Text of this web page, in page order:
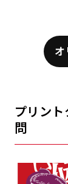
プリン
問